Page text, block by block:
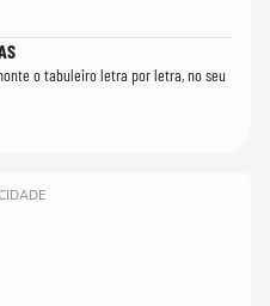
o tabuleiro letra por letra, no seu